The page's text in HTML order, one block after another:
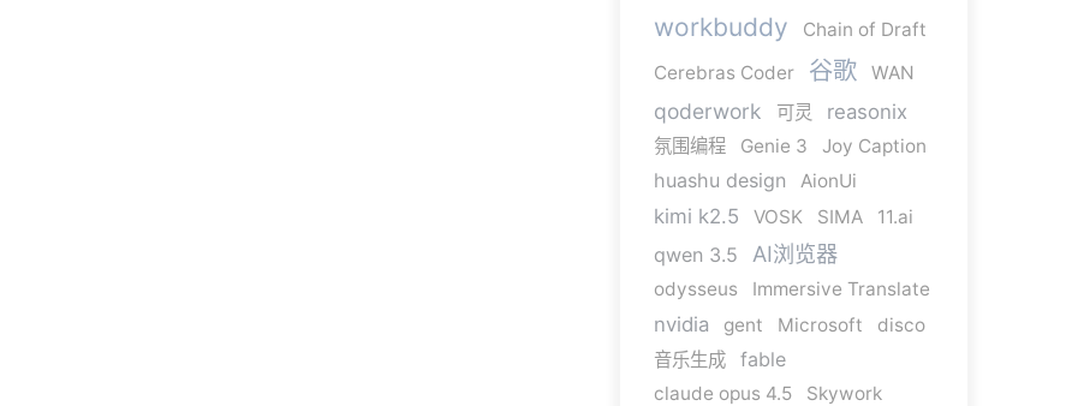
workbuddy
Chain of Draft
Cerebras Coder
谷歌 WAN
qoderwork 可灵 reasonix
氛围编程 Genie 3 Joy Caption
huashu design AionUi
kimi k2.5 VOSK SIMA 11.ai
qwen 3.5 AI浏览器
odysseus Immersive Translate
nvidia gent Microsoft
disco
音乐生成
fable
claude opus 4.5
Skywork